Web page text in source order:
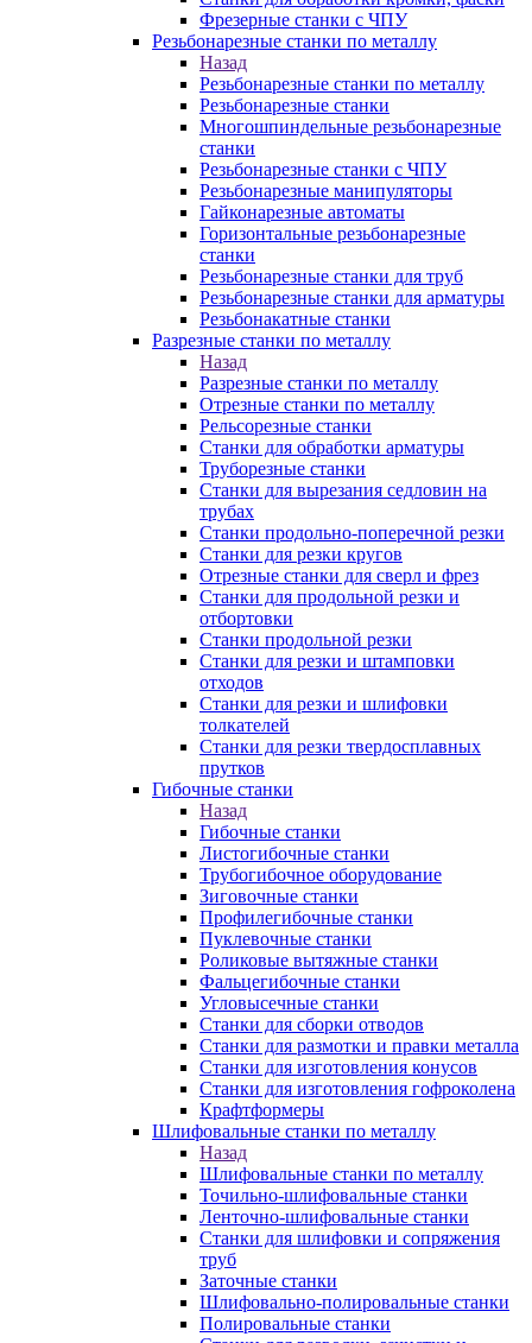
Фрезерные станки с ЧПУ
Резьбонарезные станки по металлу
Назад
Резьбонарезные станки по металлу
Резьбонарезные станки
Многошпиндельные резьбонарезные
станки
Резьбонарезные станки с ЧПУ
Резьбонарезные манипуляторы
Гайконарезные автоматы
Горизонтальные резьбонарезные
станки
Резьбонарезные станки для труб
Резьбонарезные станки для арматуры
Резьбонакатные станки
Разрезные станки по металлу
Назад
Разрезные станки по металлу
Отрезные станки по металлу
Рельсорезные станки
Станки для обработки арматуры
Труборезные станки
Станки для вырезания седловин на
трубаx
Станки продольно-поперечной резки
Станки для резки кругов
Отрезные станки для сверл и фрез
Станки для продольной резки и
отбортовки
Станки продольной резки
Станки для резки и штамповки
отходов
Станки для резки и шлифовки
толкателей
Станки для резки твердосплавных
прутков
Гибочные станки
Назад
Гибочные станки
Листогибочные станки
Трубогибочное оборудование
Зиговочные станки
Профилегибочные станки
Пуклевочные станки
Роликовые вытяжные станки
Фальцегибочные станки
Угловысечные станки
Станки для сборки отводов
Станки для размотки и правки металла
Станки для изготовления конусов
Станки для изготовления гофроколена
Крафтформеры
Шлифовальные станки по металлу
Назад
Шлифовальные станки по металлу
Точильно-шлифовальные станки
Ленточно-шлифовальные станки
Станки для шлифовки и сопряжения
труб
Заточные станки
Шлифовально-полировальные станки
Полировальные станки